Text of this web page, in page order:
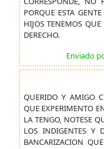
PORQUE ESTA
HIJOS TENEMOS
DERECHO.
Enviado
QUERIDO Y AMIGO
QUE EXPERIMENTO
LA TENGO, NOTESE
LOS INDIGENTES Y
BANCARIZACION